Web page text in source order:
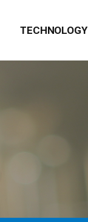
TECHNOLOGY